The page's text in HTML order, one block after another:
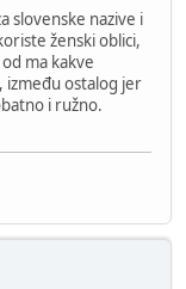
slovenske nazive i
ženski oblici,
ma kakve
između ostalog jer
i ružno.